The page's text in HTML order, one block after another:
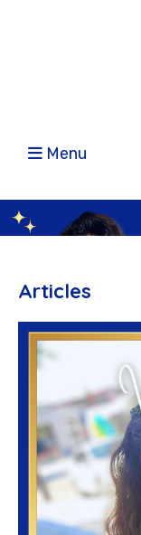
Menu
Articles